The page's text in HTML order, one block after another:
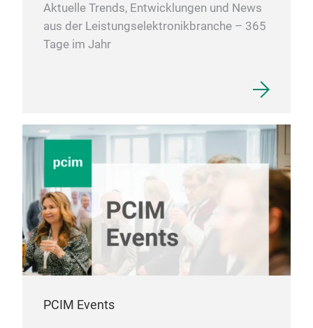
Aktuelle Trends, Entwicklungen und News
aus der Leistungselektronikbranche – 365
Tage im Jahr
PCIM Events